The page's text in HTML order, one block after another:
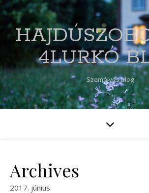
4LURKÓ
Személyes blog
Archives
2017. június